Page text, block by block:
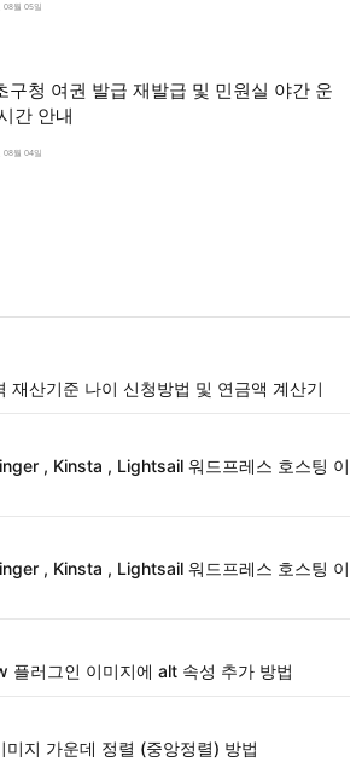
08월 05일
구청 여권 발급 재발급 및 민원실 야간 운
간 안내
08월 04일
재산기준 나이 신청방법 및 연금액 계산기
, Kinsta , Lightsail 워드프레스 호스팅 이
, Kinsta , Lightsail 워드프레스 호스팅 이
플러그인 이미지에 alt 속성 추가 방법
미지 가운데 정렬 (중앙정렬) 방법